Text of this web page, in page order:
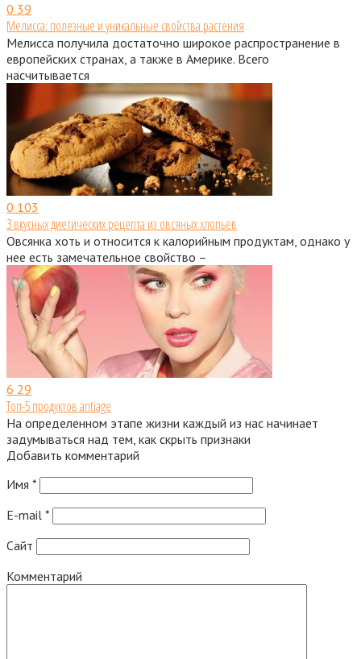
0 39
Мелисса: полезные и уникальные свойства растения
Мелисса получила достаточно широкое распространение в
европейских странах, а также в Америке. Всего
насчитывается
0 103
3 вкусных диетических рецепта из овсяных хлопьев
Овсянка хоть и относится к калорийным продуктам, однако у
нее есть замечательное свойство –
6 29
Топ-5 продуктов antiage
На определенном этапе жизни каждый из нас начинает
задумываться над тем, как скрыть признаки
Добавить комментарий
Имя *
E-mail *
Сайт
Комментарий